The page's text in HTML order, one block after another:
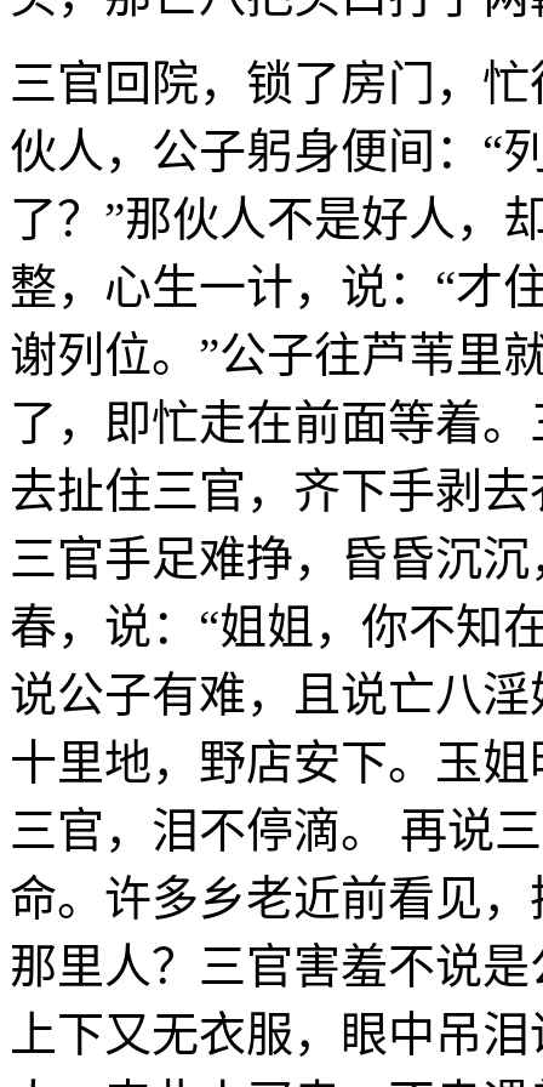
三官回院，锁了房门，
伙人，公子躬身便间：“
了？”那伙人不是好人，
整，心生一计，说：“才
谢列位。”公子往芦苇里
了，即忙走在前面等着
去扯住三官，齐下手剥
三官手足难挣，昏昏沉
春，说：“姐姐，你不知
说公子有难，且说亡八
十里地，野店安下。玉
三官，泪不停滴。 再说
命。许多乡老近前看见
那里人？三官害羞不说
上下又无衣服，眼中吊